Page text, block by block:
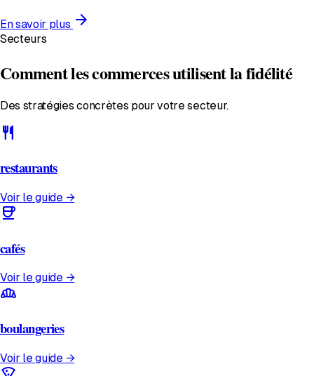
En savoir plus arrow_forward
Secteurs
Comment les commerces utilisent la fidélité
Des stratégies concrètes pour votre secteur.
restaurant
restaurants
Voir le guide →
coffee
cafés
Voir le guide →
bakery_dining
boulangeries
Voir le guide →